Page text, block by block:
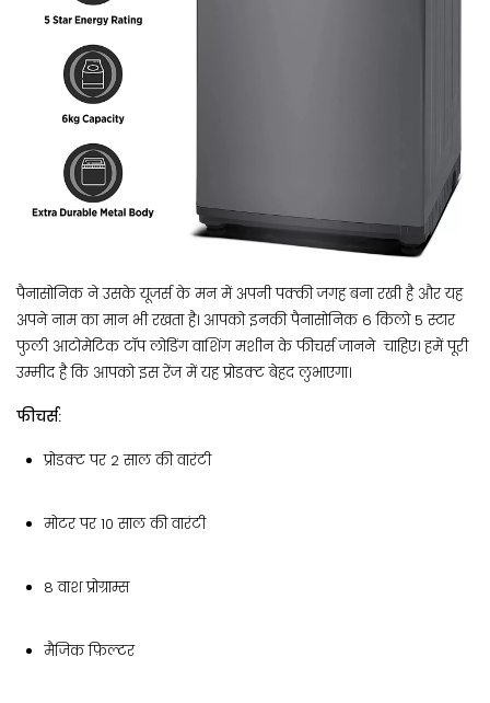
पैनासोनिक ने उसके यूजर्स के मन में अपनी पक्की जगह बना रखी है और यह
अपने नाम का मान भी रखता है। आपको इनकी पैनासोनिक 6 किलो 5 स्टार
फुली आटोमेटिक टॉप लोडिंग वाशिंग मशीन के फीचर्स जानने चाहिए। हमें पूरी
उम्मीद है कि आपको इस रेंज में यह प्रोडक्ट बेहद लुभाएगा।
फीचर्स:
प्रोडक्ट पर 2 साल की वारंटी
मोटर पर 10 साल की वारंटी
8 वाश प्रोग्राम्स
मैजिक फ़िल्टर